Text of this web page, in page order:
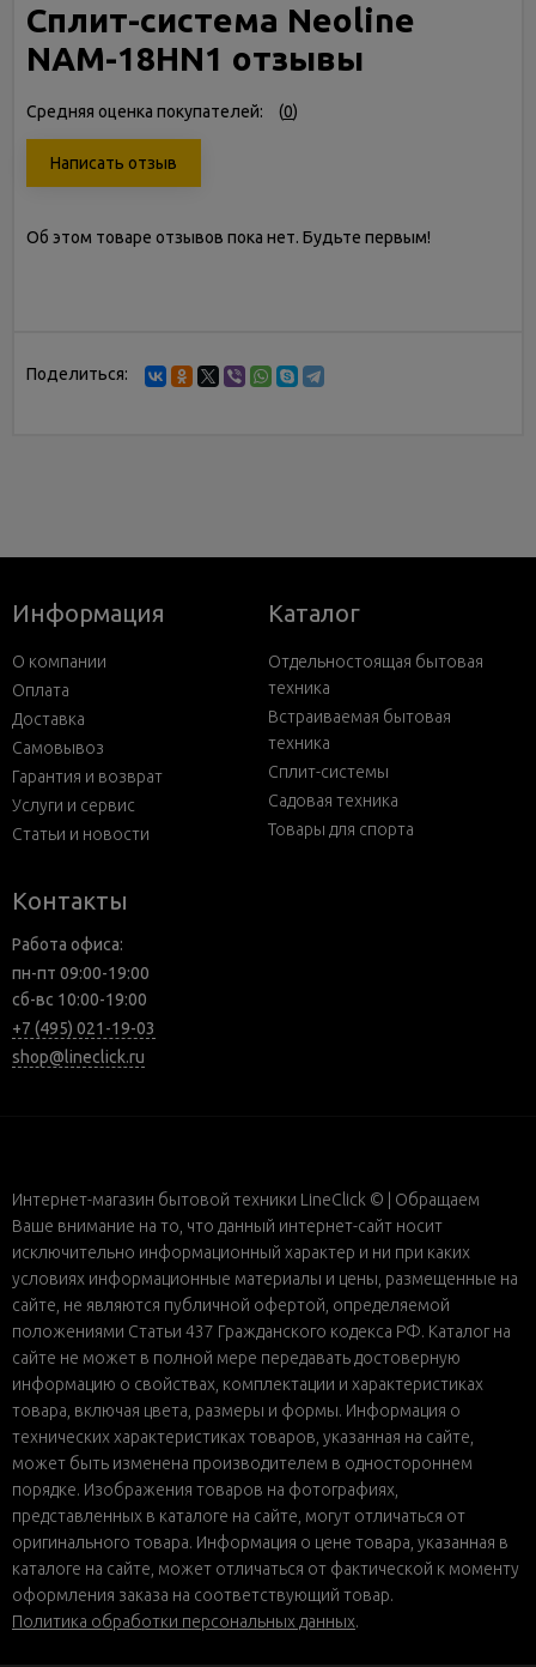
Сплит-система Neoline
NAM-18HN1 отзывы
Средняя оценка покупателей: (0)
Написать отзыв
Об этом товаре отзывов пока нет. Будьте первым!
Поделиться:
Информация
О компании
Оплата
Доставка
Самовывоз
Гарантия и возврат
Услуги и сервис
Статьи и новости
Каталог
Отдельностоящая бытовая
техника
Встраиваемая бытовая
техника
Сплит-системы
Садовая техника
Товары для спорта
Контакты
Работа офиса:
пн-пт 09:00-19:00
сб-вс 10:00-19:00
+7 (495) 021-19-03
shop@lineclick.ru
Интернет-магазин бытовой техники LineClick © | Обращаем
Ваше внимание на то, что данный интернет-сайт носит
исключительно информационный характер и ни при каких
условиях информационные материалы и цены, размещенные на
сайте, не являются публичной офертой, определяемой
положениями Статьи 437 Гражданского кодекса РФ. Каталог на
сайте не может в полной мере передавать достоверную
информацию о свойствах, комплектации и характеристиках
товара, включая цвета, размеры и формы. Информация о
технических характеристиках товаров, указанная на сайте,
может быть изменена производителем в одностороннем
порядке. Изображения товаров на фотографиях,
представленных в каталоге на сайте, могут отличаться от
оригинального товара. Информация о цене товара, указанная в
каталоге на сайте, может отличаться от фактической к моменту
оформления заказа на соответствующий товар.
Политика обработки персональных данных.